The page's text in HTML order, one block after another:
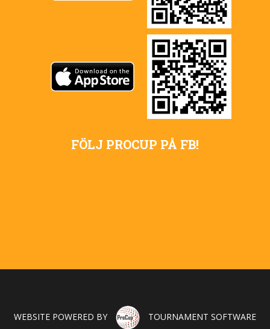
FÖLJ PROCUP PÅ FB!
WEBSITE POWERED BY TOURNAMENT SOFTWARE